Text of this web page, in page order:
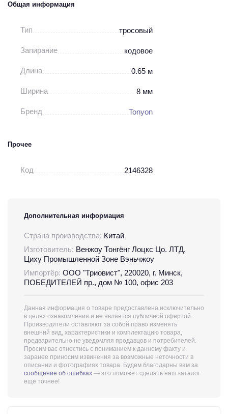
Общая информация
Тип тросовый
Запирание кодовое
Длина 0.65 м
Ширина 8 мм
Бренд Tonyon
Прочее
Код 2146328
Дополнительная информация
Страна производства: Китай
Изготовитель: Венжоу Тонгёнг Лоцкс Цо. ЛТД.
Циху Промышленной Зоне Вэньчжоу
Импортёр: ООО "Триовист", 220020, г. Минск,
ПОБЕДИТЕЛЕЙ пр., дом № 100, офис 203
Данная информация о товаре предоставлена исключительно
в целях ознакомления и не является публичной офертой.
Производители оставляют за собой право изменять
внешний вид, характеристики и комплектацию товара,
предварительно не уведомляя продавцов и потребителей.
Просим вас отнестись с пониманием к данному факту и
заранее приносим извинения за возможные неточности в
описании и фотографиях товара. Будем благодарны вам за
сообщение об ошибках — это поможет сделать наш каталог
еще точнее!